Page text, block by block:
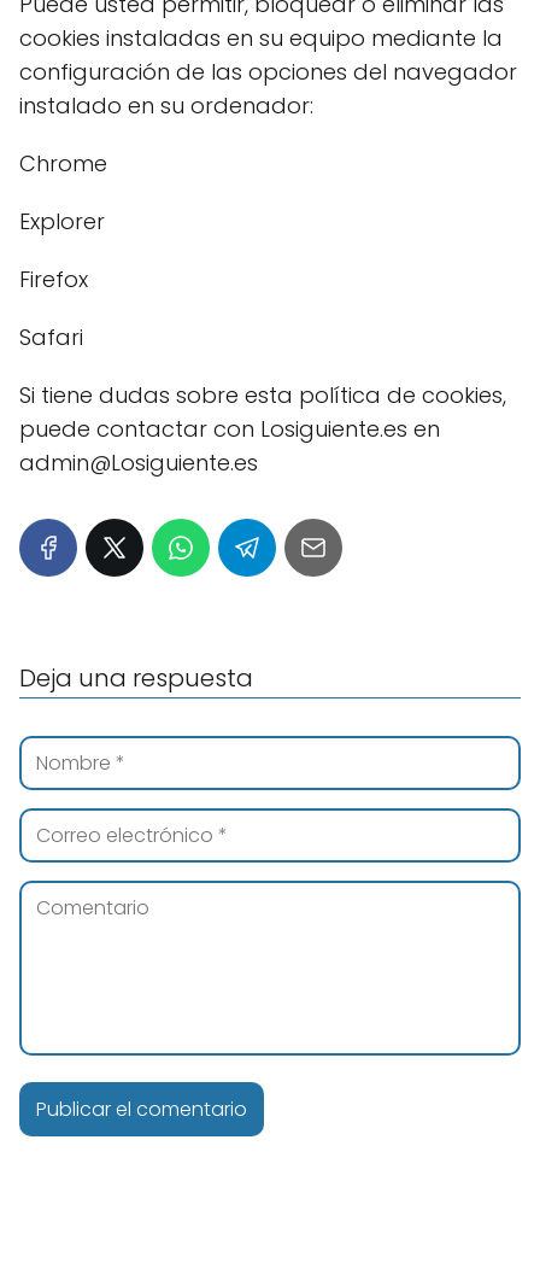
cookies instaladas en su equipo mediante la
configuración de las opciones del navegador
instalado en su ordenador:
Chrome
Explorer
Firefox
Safari
Si tiene dudas sobre esta política de cookies,
puede contactar con Losiguiente.es en
admin@Losiguiente.es
Deja una respuesta